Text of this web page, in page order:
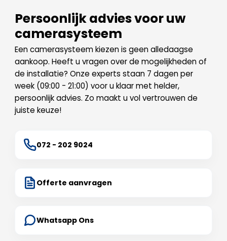
Persoonlijk advies voor uw
camerasysteem
Een camerasysteem kiezen is geen alledaagse
aankoop. Heeft u vragen over de mogelijkheden of
de installatie? Onze experts staan 7 dagen per
week (09:00 - 21:00) voor u klaar met helder,
persoonlijk advies. Zo maakt u vol vertrouwen de
juiste keuze!
072 - 202 9024
Offerte aanvragen
Whatsapp Ons